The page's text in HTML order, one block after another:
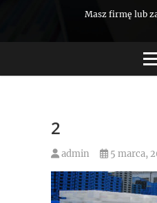
Masz firmę lub
2
admin 5 marca,